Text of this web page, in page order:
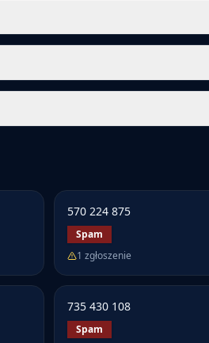
570 224 875
Spam
1 zgłoszenie
735 430 108
Spam